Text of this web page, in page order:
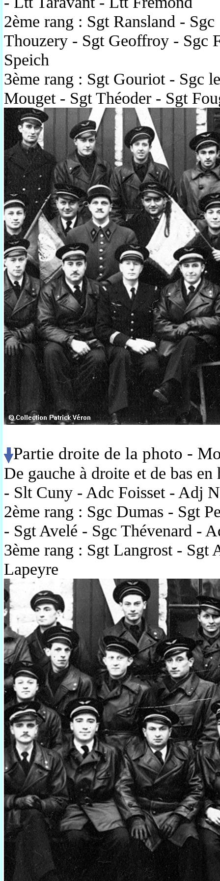
2ème rang : Sgt Ransland -
Thouzery - Sgt Geoffroy - Sgc
Speich
3ème rang : Sgt Gouriot - Sgc
Mouget - Sgt Théoder - Sgt
Partie droite de la photo -
De gauche à droite et de bas
- Slt Cuny - Adc Foisset - Adj
2ème rang : Sgc Dumas - Sgt
- Sgt Avelé - Sgc Thévenard -
3ème rang : Sgt Langrost - Sgt
Lapeyre